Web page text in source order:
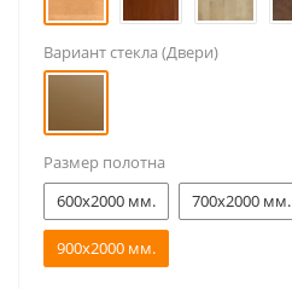
Вариант стекла (Двери)
Размер полотна
600x2000 мм.
700x2000 мм.
900x2000 мм.